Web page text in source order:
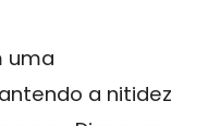
uma
a nitidez